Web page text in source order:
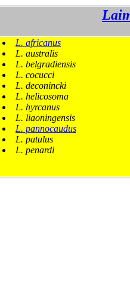
L. africanus
L. australis
L. belgradiensis
L. cocucci
L. deconincki
L. helicosoma
L. hyrcanus
L. liaoningensis
L. pannocaudus
L. patulus
L. penardi